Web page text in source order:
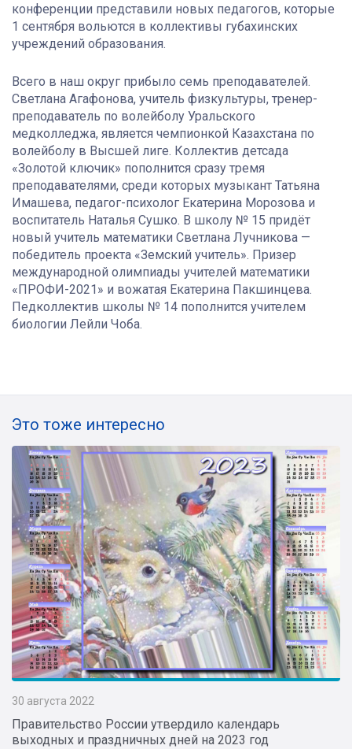
конференции представили новых педагогов, которые
1 сентября вольются в коллективы губахинских
учреждений образования.
Всего в наш округ прибыло семь преподавателей.
Светлана Агафонова, учитель физкультуры, тренер-
преподаватель по волейболу Уральского
медколледжа, является чемпионкой Казахстана по
волейболу в Высшей лиге. Коллектив детсада
«Золотой ключик» пополнится сразу тремя
преподавателями, среди которых музыкант Татьяна
Имашева, педагог-психолог Екатерина Морозова и
воспитатель Наталья Сушко. В школу № 15 придёт
новый учитель математики Светлана Лучникова —
победитель проекта «Земский учитель». Призер
международной олимпиады учителей математики
«ПРОФИ-2021» и вожатая Екатерина Пакшинцева.
Педколлектив школы № 14 пополнится учителем
биологии Лейли Чоба.
Это тоже интересно
30 августа 2022
Правительство России утвердило календарь
выходных и праздничных дней на 2023 год